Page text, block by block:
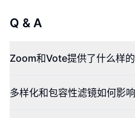
Q & A
Zoom和Vote提供了什么样的
多样化和包容性滤镜如何影